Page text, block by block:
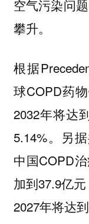
空气污染问
攀升。
根据
球COPD药
2032年将达
5.14%。另
中国COPD
加到37.9亿
2027年将达到